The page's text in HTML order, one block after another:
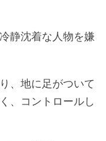
静沈着な人物を嫌
、地に足がついて
、コントロールし